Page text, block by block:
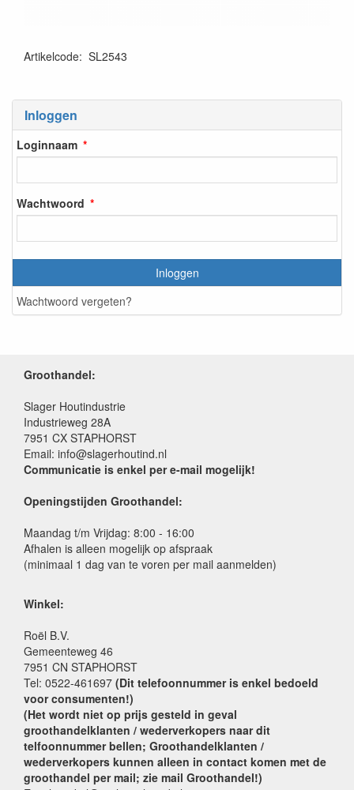
Inloggen
Loginnaam
Wachtwoord
Inloggen
Wachtwoord vergeten?
Artikelcode: SL2543
Groothandel:
Slager Houtindustrie
Industrieweg 28A
7951 CX STAPHORST
Email: info@slagerhoutind.nl
Communicatie is enkel per e-mail mogelijk!
Openingstijden Groothandel:
Maandag t/m Vrijdag: 8:00 - 16:00
Afhalen is alleen mogelijk op afspraak
(minimaal 1 dag van te voren per mail aanmelden)
Winkel:
Roël B.V.
Gemeenteweg 46
7951 CN STAPHORST
Tel: 0522-461697 (Dit telefoonnummer is enkel bedoeld
voor consumenten!)
(Het wordt niet op prijs gesteld in geval
groothandelklanten / wederverkopers naar dit
telfoonnummer bellen; Groothandelklanten /
wederverkopers kunnen alleen in contact komen met de
groothandel per mail; zie mail Groothandel!)